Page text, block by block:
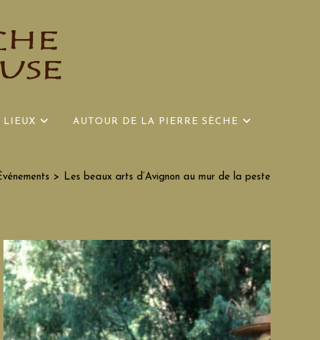
LIEUX AUTOUR DE LA PIERRE SÈCHE
> Les beaux arts d’Avignon au mur de la peste